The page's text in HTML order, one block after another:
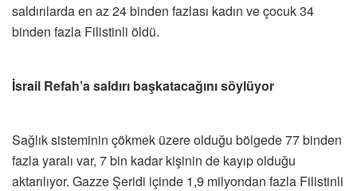
saldırılarda en az 24 binden fazlası kadın ve çocuk 34
binden fazla Filistinli öldü.
İsrail Refah’a saldırı başkatacağını söylüyor
Sağlık sisteminin çökmek üzere olduğu bölgede 77 binden
fazla yaralı var, 7 bin kadar kişinin de kayıp olduğu
aktarılıyor. Gazze Şeridi içinde 1,9 milyondan fazla Filistinli